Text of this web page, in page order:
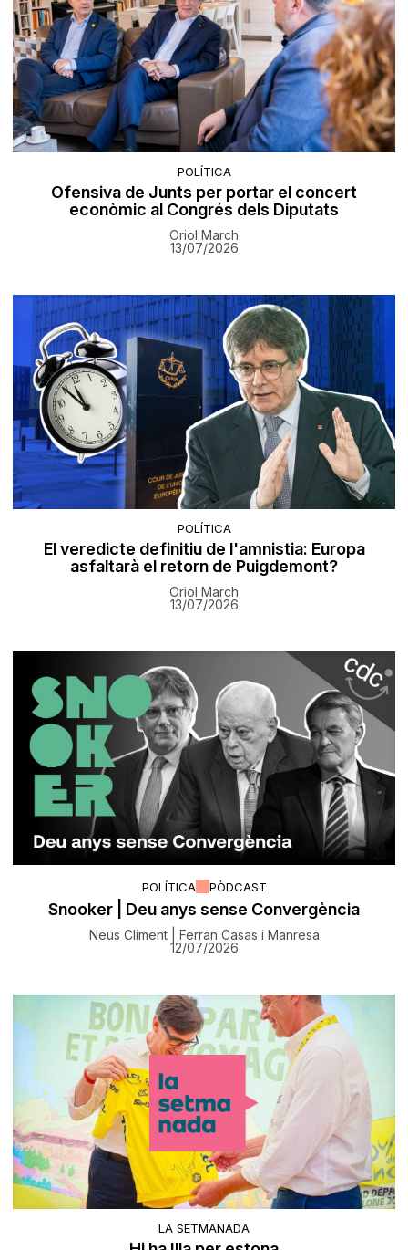
POLÍTICA
Ofensiva de Junts per portar el concert
econòmic al Congrés dels Diputats
Oriol March
13/07/2026
POLÍTICA
El veredicte definitiu de l'amnistia: Europa
asfaltarà el retorn de Puigdemont?
Oriol March
13/07/2026
POLÍTICA PÒDCAST
Snooker | Deu anys sense Convergència
Neus Climent | Ferran Casas i Manresa
12/07/2026
LA SETMANADA